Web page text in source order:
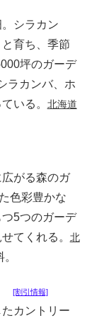
シラカン
育ち、季節
坪のガーデ
ラカンバ、ホ
いる。 北海道
がる森のガ
色彩豊かな
5つのガーデ
てくれる。 北
[割引情報]
カントリー